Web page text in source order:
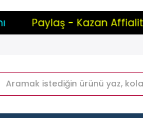
Paylaş - Kazan Affialite